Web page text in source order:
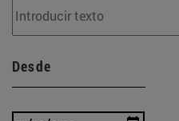
Desde